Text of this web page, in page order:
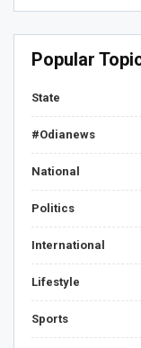
Popular
State
#Odianews
National
Politics
International
Lifestyle
Sports